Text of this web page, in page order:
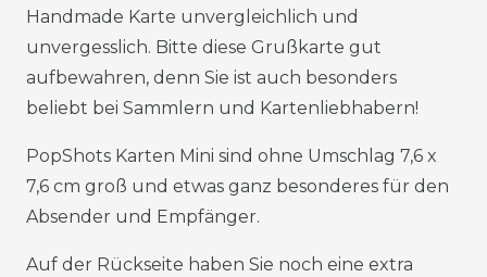
Handmade Karte unvergleichlich und
unvergesslich. Bitte diese Grußkarte gut
aufbewahren, denn Sie ist auch besonders
beliebt bei Sammlern und Kartenliebhabern!
PopShots Karten Mini sind ohne Umschlag 7,6 x
7,6 cm groß und etwas ganz besonderes für den
Absender und Empfänger.
Auf der Rückseite haben Sie noch eine extra